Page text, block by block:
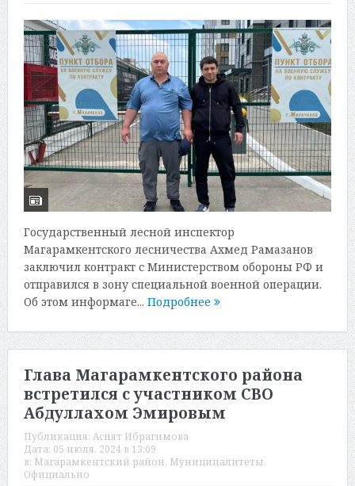
Государственный лесной инспектор
Магарамкентского лесничества Ахмед Рамазанов
заключил контракт с Министерством обороны РФ и
отправился в зону специальной военной операции.
Об этом информаге... Подробнее
Глава Магарамкентского района
встретился с участником СВО
Абдуллахом Эмировым
Публикация: Асият Ибрагимова
Дата: 05 июля, 2024 в 13:09
в: Магарамкентский район, Муниципалитеты,
Официально